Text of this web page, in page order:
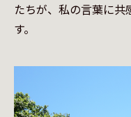
たちが、私の言葉に
す。